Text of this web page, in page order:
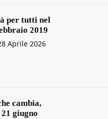
per tutti nel
2019
Aprile 2026
cambia,
giugno